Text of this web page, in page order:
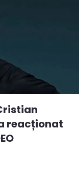
reacționat